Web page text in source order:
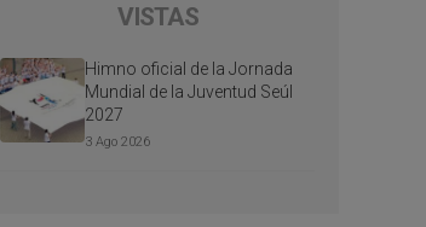
VISTAS
Himno oficial de la Jornada
Mundial de la Juventud Seúl
2027
3 Ago 2026